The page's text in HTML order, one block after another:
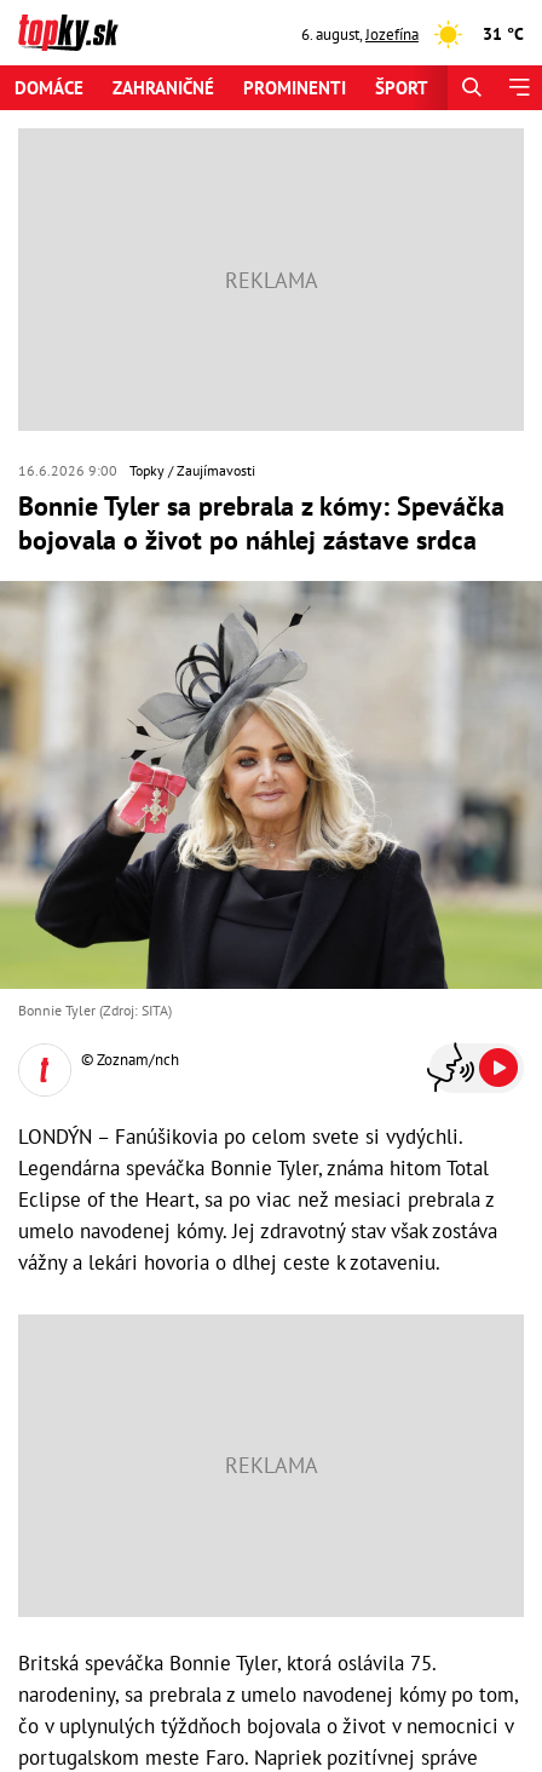
6. august,Jozefína 31 °C
DOMÁCE ZAHRANIČNÉ PROMINENTI ŠPORT
16.6.2026 9:00 Topky Zaujímavosti
Bonnie Tyler sa prebrala z kómy: Speváčka
bojovala o život po náhlej zástave srdca
Bonnie Tyler (Zdroj: SITA)
© Zoznam/nch
LONDÝN – Fanúšikovia po celom svete si vydýchli.
Legendárna speváčka Bonnie Tyler, známa hitom Total
Eclipse of the Heart, sa po viac než mesiaci prebrala z
umelo navodenej kómy. Jej zdravotný stav však zostáva
vážny a lekári hovoria o dlhej ceste k zotaveniu.
Britská speváčka Bonnie Tyler, ktorá oslávila 75.
narodeniny, sa prebrala z umelo navodenej kómy po tom,
čo v uplynulých týždňoch bojovala o život v nemocnici v
portugalskom meste Faro. Napriek pozitívnej správe